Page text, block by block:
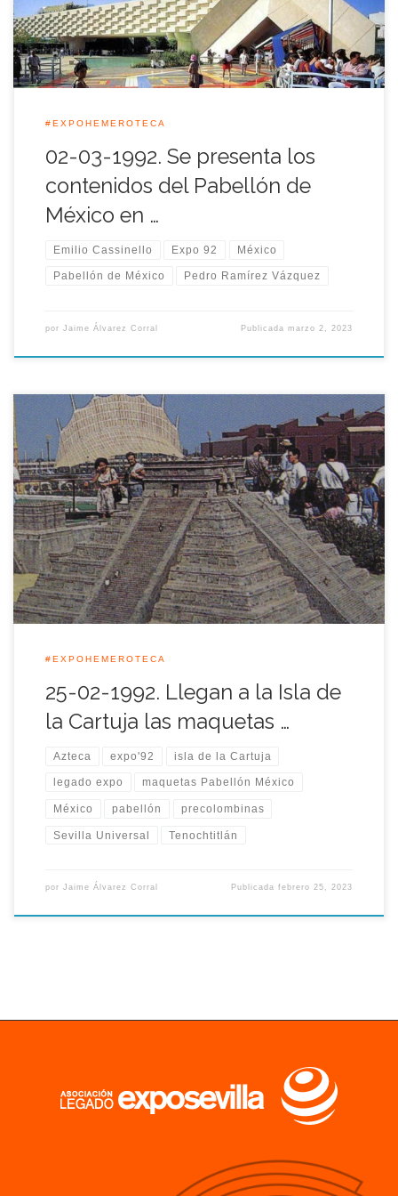
capital mexicana por parte del comisario general de […]
#EXPOHEMEROTECA
02-03-1992. Se presenta los
contenidos del Pabellón de
México en …
Emilio Cassinello Expo 92 México
Pabellón de México Pedro Ramírez Vázquez
por Jaime Álvarez Corral Publicadamarzo 2, 2023
Día clave dentro del montaje de contenidos del pabellón de
México ya que ese mismo día llegan a la Cartuja el setenta por
ciento de las maquetas que se instalarían en la terraza del
pabellón.
#EXPOHEMEROTECA
25-02-1992. Llegan a la Isla de
la Cartuja las maquetas …
Azteca expo'92 isla de la Cartuja
legado expo maquetas Pabellón México
México pabellón precolombinas
Sevilla Universal Tenochtitlán
por Jaime Álvarez Corral Publicadafebrero 25, 2023